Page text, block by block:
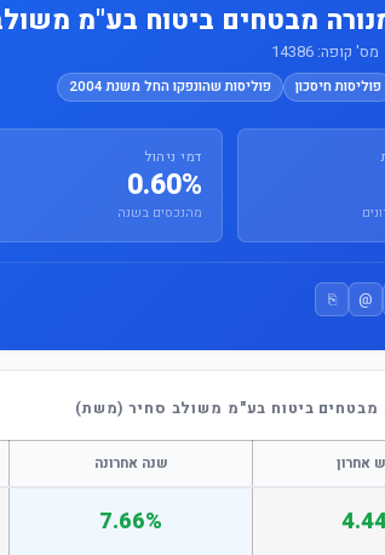
מבטחים ביטוח בע"מ
קופה: 14386
פוליסות חיסכון פוליסות שהונפקו החל משנת 2004
דמי ניהול
0.60%
מהנכסים בשנה
@
⎘
מבטחים ביטוח בע"מ משולב סחיר (משת)
אחרון שנה אחרונה
7.66%